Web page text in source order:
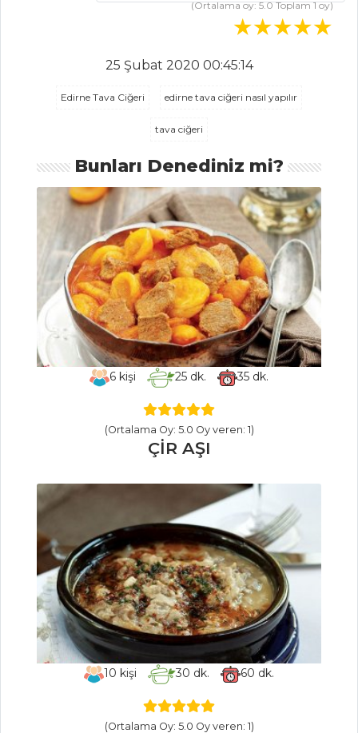
KARİDES
Et Yemekleri Tüm
HAMUR İŞLERI
SOĞAN BÖREĞİ
Lokumlu ve
Güllü Kurabiye
KAYISILI
TARTLAR
Hamur İşleri Tüm
Tarifleri
YEMEKLERI
Sarımsaklı Bulgur
Zeytinyağlı
Arapsaçı
Arpacık Soğanlı
Yaz Türlüsü
Sebze Yemekleri
Tüm Tarifleri
(Ortalama oy:5.0Toplam1oy)
25 Şubat 2020 00:45:14
Edirne Tava Ciğeri edirne tava ciğeri nasıl yapılır
tava ciğeri
Bunları Denediniz mi?
6 kişi 25dk. 35dk.
(Ortalama Oy: 5.0 Oy veren: 1)
ÇİR AŞI
10 kişi 30 dk. 60 dk.
(Ortalama Oy: 5.0 Oy veren: 1)